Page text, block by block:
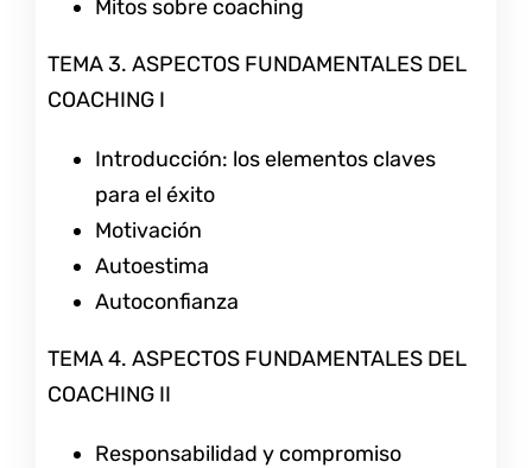
Mitos sobre coaching
TEMA 3. ASPECTOS FUNDAMENTALES DEL
COACHING I
Introducción: los elementos claves
para el éxito
Motivación
Autoestima
Autoconfianza
TEMA 4. ASPECTOS FUNDAMENTALES DEL
COACHING II
Responsabilidad y compromiso